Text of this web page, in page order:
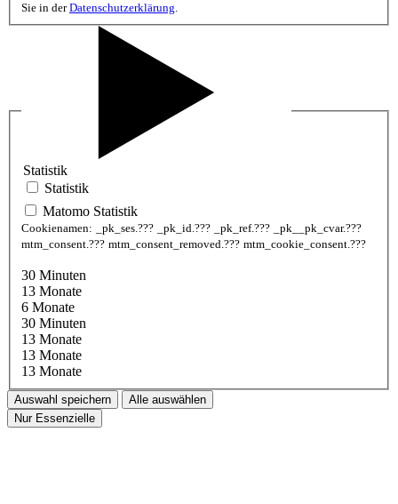
Sie in derDatenschutzerklärung.
Statistik
Statistik
Matomo Statistik
Cookienamen: _pk_ses.??? _pk_id.??? _pk_ref.???
_pk__pk_cvar.???
mtm_consent.??? mtm_consent_removed.??? mtm_cookie_consent.???
30 Minuten
13 Monate
6 Monate
30 Minuten
13 Monate
13 Monate
13 Monate
Auswahl speichern
Alle auswählen
Nur Essenzielle